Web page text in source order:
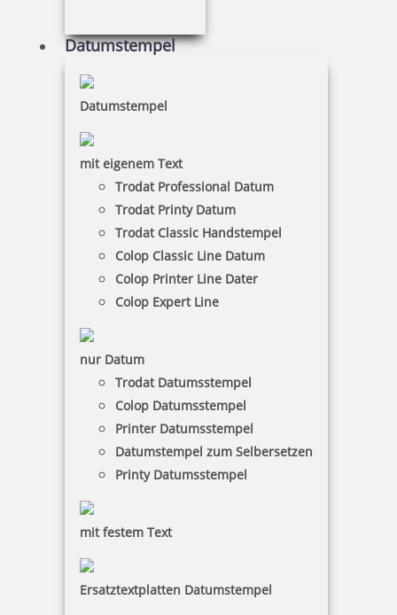
Datumstempel
Datumstempel
mit eigenem Text
Trodat Professional Datum
Trodat Printy Datum
Trodat Classic Handstempel
Colop Classic Line Datum
Colop Printer Line Dater
Colop Expert Line
nur Datum
Trodat Datumsstempel
Colop Datumsstempel
Printer Datumsstempel
Datumstempel zum Selbersetzen
Printy Datumsstempel
mit festem Text
Ersatztextplatten Datumstempel
Kupietz alkoholartiger Verdünner 405 für R09 250 ml
15,85 €
Kupietz alkoholartiger Verdünner 405 für R09 50 ml